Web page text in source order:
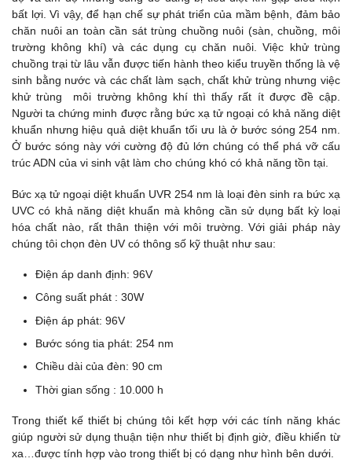
bất lợi. Vì vậy, để hạn chế sự phát triển của mầm bệnh, đảm bảo
chăn nuôi an toàn cần sát trùng chuồng nuôi (sàn, chuồng, môi
trường không khí) và các dụng cụ chăn nuôi. Việc khử trùng
chuồng trại từ lâu vẫn được tiến hành theo kiểu truyền thống là vệ
sinh bằng nước và các chất làm sạch, chất khử trùng nhưng việc
khử trùng môi trường không khí thì thấy rất ít được đề cập.
Người ta chứng minh được rằng bức xạ tử ngoại có khả năng diệt
khuẩn nhưng hiệu quả diệt khuẩn tối ưu là ở bước sóng 254 nm.
Ở bước sóng này với cường độ đủ lớn chúng có thể phá vỡ cấu
trúc ADN của vi sinh vật làm cho chúng khó có khả năng tồn tại.
Bức xạ tử ngoại diệt khuẩn UVR 254 nm là loại đèn sinh ra bức xạ
UVC có khả năng diệt khuẩn mà không cần sử dụng bất kỳ loại
hóa chất nào, rất thân thiện với môi trường. Với giải pháp này
chúng tôi chọn đèn UV có thông số kỹ thuật như sau:
Điện áp danh định: 96V
Công suất phát : 30W
Điện áp phát: 96V
Bước sóng tia phát: 254 nm
Chiều dài của đèn: 90 cm
Thời gian sống : 10.000 h
Trong thiết kế thiết bị chúng tôi kết hợp với các tính năng khác
giúp người sử dụng thuận tiện như thiết bị định giờ, điều khiển từ
xa…được tính hợp vào trong thiết bị có dạng như hình bên dưới.